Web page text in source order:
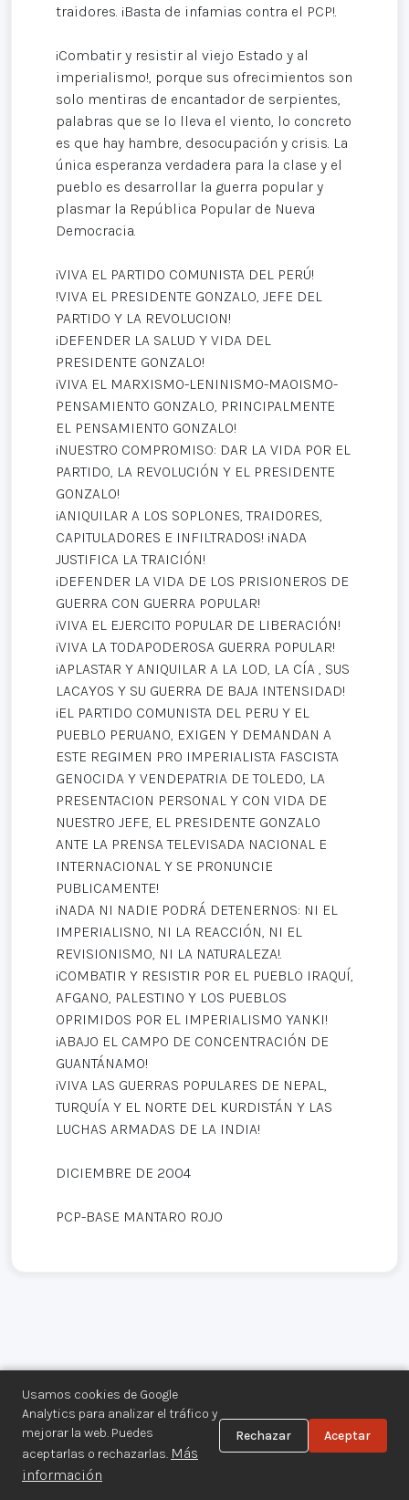
Usamos cookies de Google
Analytics para analizar el tráfico y
mejorar la web. Puedes
aceptarlas o rechazarlas. Más
información
Rechazar Aceptar
traidores. ¡Basta de infamias contra el PCP!.
¡Combatir y resistir al viejo Estado y al
imperialismo!, porque sus ofrecimientos son
solo mentiras de encantador de serpientes,
palabras que se lo lleva el viento, lo concreto
es que hay hambre, desocupación y crisis. La
única esperanza verdadera para la clase y el
pueblo es desarrollar la guerra popular y
plasmar la República Popular de Nueva
Democracia.
¡VIVA EL PARTIDO COMUNISTA DEL PERÚ!
!VIVA EL PRESIDENTE GONZALO, JEFE DEL
PARTIDO Y LA REVOLUCION!
¡DEFENDER LA SALUD Y VIDA DEL
PRESIDENTE GONZALO!
¡VIVA EL MARXISMO-LENINISMO-MAOISMO-
PENSAMIENTO GONZALO, PRINCIPALMENTE
EL PENSAMIENTO GONZALO!
¡NUESTRO COMPROMISO: DAR LA VIDA POR EL
PARTIDO, LA REVOLUCIÓN Y EL PRESIDENTE
GONZALO!
¡ANIQUILAR A LOS SOPLONES, TRAIDORES,
CAPITULADORES E INFILTRADOS! ¡NADA
JUSTIFICA LA TRAICIÓN!
¡DEFENDER LA VIDA DE LOS PRISIONEROS DE
GUERRA CON GUERRA POPULAR!
¡VIVA EL EJERCITO POPULAR DE LIBERACIÓN!
¡VIVA LA TODAPODEROSA GUERRA POPULAR!
¡APLASTAR Y ANIQUILAR A LA LOD, LA CÍA , SUS
LACAYOS Y SU GUERRA DE BAJA INTENSIDAD!
¡EL PARTIDO COMUNISTA DEL PERU Y EL
PUEBLO PERUANO, EXIGEN Y DEMANDAN A
ESTE REGIMEN PRO IMPERIALISTA FASCISTA
GENOCIDA Y VENDEPATRIA DE TOLEDO, LA
PRESENTACION PERSONAL Y CON VIDA DE
NUESTRO JEFE, EL PRESIDENTE GONZALO
ANTE LA PRENSA TELEVISADA NACIONAL E
INTERNACIONAL Y SE PRONUNCIE
PUBLICAMENTE!
¡NADA NI NADIE PODRÁ DETENERNOS: NI EL
IMPERIALISNO, NI LA REACCIÓN, NI EL
REVISIONISMO, NI LA NATURALEZA!.
¡COMBATIR Y RESISTIR POR EL PUEBLO IRAQUÍ,
AFGANO, PALESTINO Y LOS PUEBLOS
OPRIMIDOS POR EL IMPERIALISMO YANKI!
¡ABAJO EL CAMPO DE CONCENTRACIÓN DE
GUANTÁNAMO!
¡VIVA LAS GUERRAS POPULARES DE NEPAL,
TURQUÍA Y EL NORTE DEL KURDISTÁN Y LAS
LUCHAS ARMADAS DE LA INDIA!
DICIEMBRE DE 2004
PCP-BASE MANTARO ROJO
Centro de Documentación de los
Movimientos Armados©
Aviso legal·Privacidad